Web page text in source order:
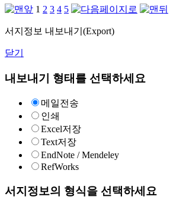
1 2 3 4 5
서지정보 내보내기(Export)
닫기
내보내기 형태를 선택하세요
메일전송
인쇄
Excel저장
Text저장
EndNote / Mendeley
RefWorks
서지정보의 형식을 선택하세요